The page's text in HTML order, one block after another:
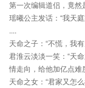
第一次编辑道侣，竟然
瑶曦公主发话：“我天
....
天命之子：“不慌，我
君淮云淡淡一笑：“天
情走向，给他加亿点难
天命之女：“君家又怎